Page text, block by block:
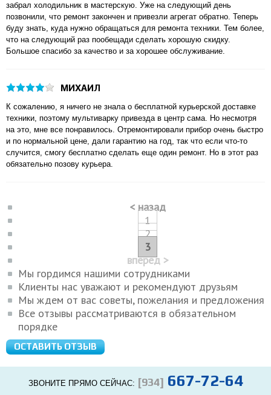
забрал холодильник в мастерскую. Уже на следующий день
позвонили, что ремонт закончен и привезли агрегат обратно. Теперь
буду знать, куда нужно обращаться для ремонта техники. Тем более,
что на следующий раз пообещади сделать хорошую скидку.
Большое спасибо за качество и за хорошее обслуживание.
МИХАИЛ
К сожалению, я ничего не знала о бесплатной курьерской доставке
техники, поэтому мультиварку привезда в центр сама. Но несмотря
на это, мне все понравилось. Отремонтировали прибор очень быстро
и по нормальной цене, дали гарантию на год, так что если что-то
случится, смогу бесплатно сделать еще один ремонт. Но в этот раз
обязательно позову курьера.
< назад
1
2
3
вперед >
Мы гордимся нашими сотрудниками
Клиенты нас уважают и рекомендуют друзьям
Мы ждем от вас советы, пожелания и предложения
Все отзывы рассматриваются в обязательном
порядке
ОСТАВИТЬ ОТЗЫВ
ЗВОНИТЕ ПРЯМО СЕЙЧАС: [934] 667-72-64